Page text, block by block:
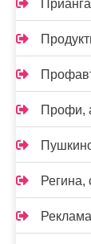
Профи,
Регина,